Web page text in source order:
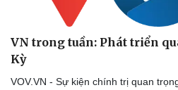
VN trong tuần: Phát triển
Kỳ
VOV.VN - Sự kiện chính trị quan